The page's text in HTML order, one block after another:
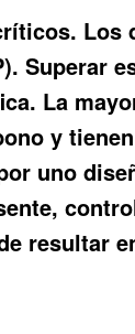
Superar
La
y
uno
resultar